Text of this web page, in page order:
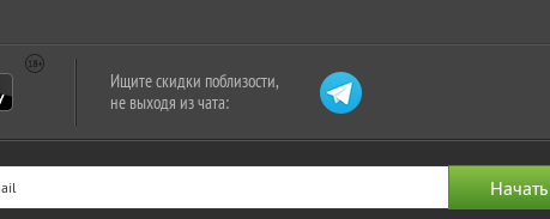
Ищите скидки поблизости,
не выходя из чата: